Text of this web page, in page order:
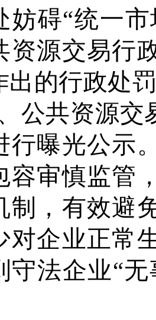
妨碍“统一
资源交易行
出的行政处
公共资源交
行曝光公示
容审慎监管
， 有效避
对企业正常
守法企业“